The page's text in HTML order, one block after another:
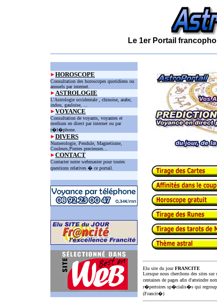
Le 1er Portail
HOROSCOPE
Consultation des horoscopes quotidiens ou
annuels par internet.
ASTROLOGIE
L'Astrologie occidentale , chinoise, arabe,
indou, gauloise, ...
VOYANCE
Consultation de voyants, voyantes et
medium en direct par internet ou par
t�l�phone.
DIVERS
Numerologie, Pendule, Magnetisme,
Couleurs,Pierres precieuses...
CONTACT
Contacter notre webmaster pour toutes
questions relatives � ce portail.
Elu site du jourFRANCITE
Lorsque nous cherchons des sites
centaines de pages afin d'atteindre
r�pertoires sp�cialis�s qui
(Francit�)